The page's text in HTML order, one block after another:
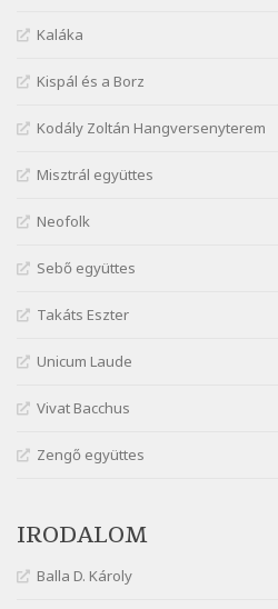
Márai Sándor: A világ füst
Márai Sándor: Ámen
Szélkiáltó
Márai Sándor: Dalocska
Márai Sándor: Együgyű
Márai Sándor: Ez a kávéház
Szélkiáltó
Szélkiáltó
Márai Sándor: Hol vagyok?
Szélkiáltó
Márai Sándor:
Kaláka
Kispál és a Borz
Kodály Zoltán Hangversenyterem
Misztrál együttes
Neofolk
Sebő együttes
Takáts Eszter
Unicum Laude
Vivat Bacchus
Zengő együttes
IRODALOM
Balla D. Károly